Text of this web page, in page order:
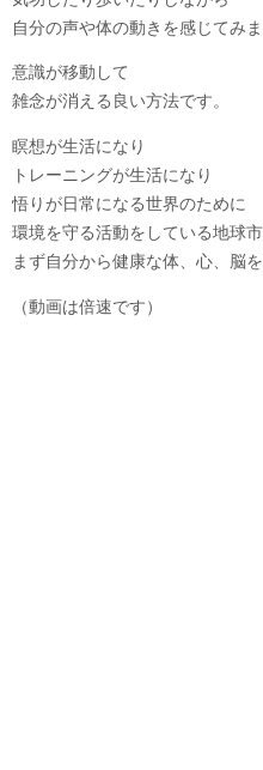
自分の声や体の動きを感じてみま
意識が移動して
雑念が消える良い方法です。
瞑想が生活になり
トレーニングが生活になり
悟りが日常になる世界のために
環境を守る活動をしている地球
まず自分から健康な体、心、脳
（動画は倍速です）